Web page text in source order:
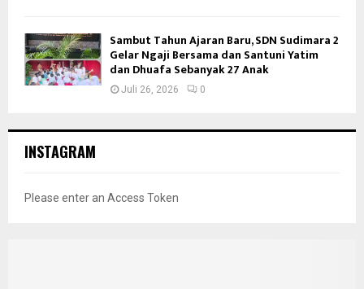
Sambut Tahun Ajaran Baru, SDN Sudimara 2
Gelar Ngaji Bersama dan Santuni Yatim
dan Dhuafa Sebanyak 27 Anak
Juli 26, 2026 0
INSTAGRAM
Please enter an Access Token